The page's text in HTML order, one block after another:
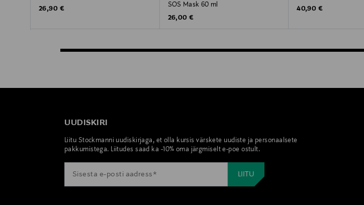
Original Price
26,90 €
SOS Mask 60 ml
Original Price
26,00 €
Original Price
40,90 €
UUDISKIRI
Liitu Stockmanni uudiskirjaga, et olla kursis värskete uudiste ja personaalsete
pakkumistega. Liitudes saad ka -10% oma järgmiselt e-poe ostult.